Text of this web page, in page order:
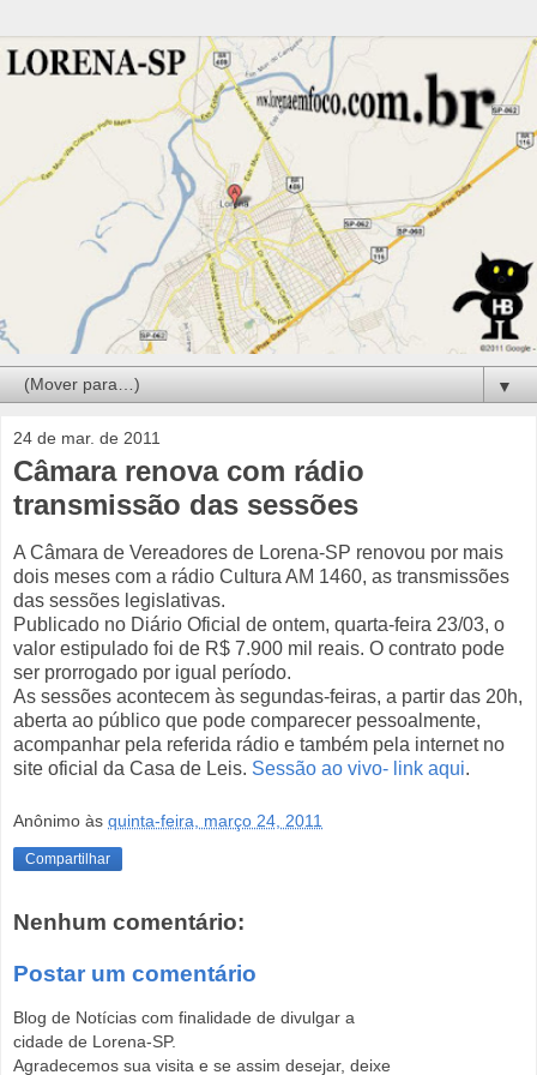
▼
24 de mar. de 2011
Câmara renova com rádio
transmissão das sessões
A Câmara de Vereadores de Lorena-SP renovou por mais
dois meses com a rádio Cultura AM 1460, as transmissões
das sessões legislativas.
Publicado no Diário Oficial de ontem, quarta-feira 23/03, o
valor estipulado foi de R$ 7.900 mil reais. O contrato pode
ser prorrogado por igual período.
As sessões acontecem às segundas-feiras, a partir das 20h,
aberta ao público que pode comparecer pessoalmente,
acompanhar pela referida rádio e também pela internet no
site oficial da Casa de Leis. Sessão ao vivo- link aqui.
Anônimo às quinta-feira, março 24, 2011
Compartilhar
Nenhum comentário:
Postar um comentário
Blog de Notícias com finalidade de divulgar a
cidade de Lorena-SP.
Agradecemos sua visita e se assim desejar, deixe